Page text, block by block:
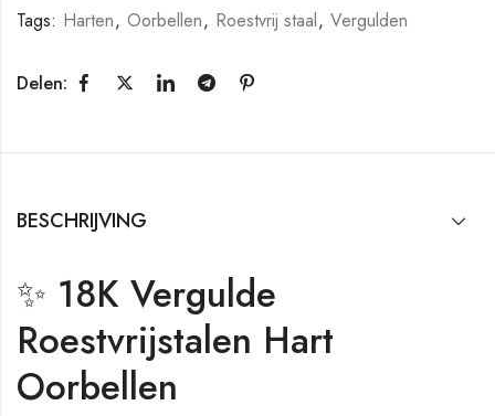
Tags: Harten, Oorbellen, Roestvrij staal, Vergulden
Delen:
BESCHRIJVING
✨ 18K Vergulde
Roestvrijstalen Hart
Oorbellen